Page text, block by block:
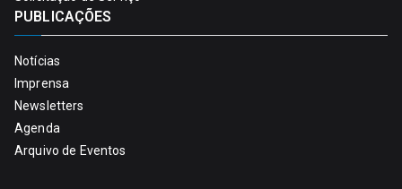
PUBLICAÇÕES
Notícias
Imprensa
Newsletters
Agenda
Arquivo de Eventos